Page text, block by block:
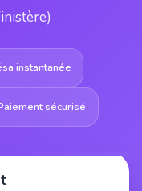
instantanée
sécurisé